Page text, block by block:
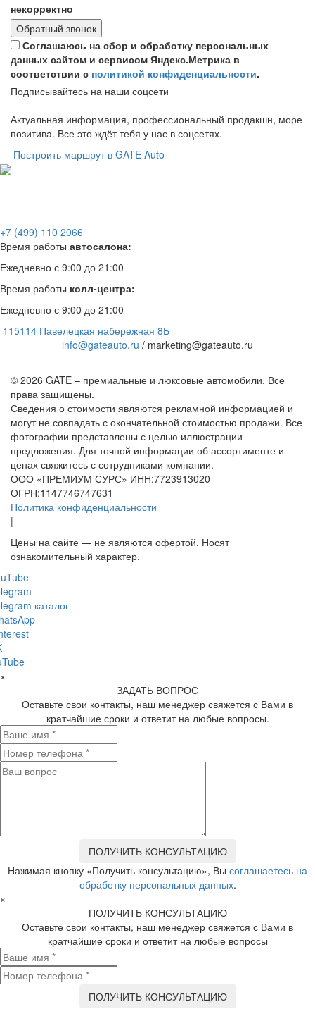
некорректно
Обратный звонок
Соглашаюсь на сбор и обработку персональных
данных сайтом и сервисом Яндекс.Метрика в
соответствии с политикой конфиденциальности.
Подписывайтесь на наши соцсети
Актуальная информация, профессиональный продакшн, море
позитива. Все это ждёт тебя у нас в соцсетях.
Построить маршрут в GATE Auto
+7 (499) 110 2066
Время работы автосалона:
Ежедневно с 9:00 до 21:00
Время работы колл-центра:
Ежедневно с 9:00 до 21:00
115114 Павелецкая набережная 8Б
info@gateauto.ru / marketing@gateauto.ru
© 2026 GATE – премиальные и люксовые автомобили. Все
права защищены.
Сведения о стоимости являются рекламной информацией и
могут не совпадать с окончательной стоимостью продажи. Все
фотографии представлены с целью иллюстрации
предложения. Для точной информации об ассортименте и
ценах свяжитесь с сотрудниками компании.
ООО «ПРЕМИУМ СУРС» ИНН:7723913020
ОГРН:1147746747631
Политика конфиденциальности
|
Цены на сайте — не являются офертой. Носят
ознакомительный характер.
каталог
×
ЗАДАТЬ ВОПРОС
Оставьте свои контакты, наш менеджер свяжется с Вами в
кратчайшие сроки и ответит на любые вопросы.
Нажимая кнопку «Получить консультацию», Вы соглашаетесь на
обработку персональных данных.
×
ПОЛУЧИТЬ КОНСУЛЬТАЦИЮ
Оставьте свои контакты, наш менеджер свяжется с Вами в
кратчайшие сроки и ответит на любые вопросы